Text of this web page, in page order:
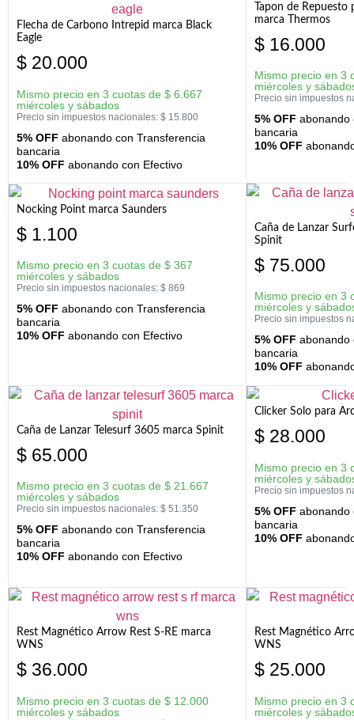
Flecha de Carbono Intrepid marca Black
Eagle
$ 20.000
Mismo precio en 3 cuotas de $ 6.667
miércoles y sábados
Precio sin impuestos nacionales: $ 15.800
5% OFF abonando con Transferencia
bancaria
10% OFF abonando con Efectivo
Tapon de Repuesto
marca Thermos
$ 16.000
Mismo precio en 3
miércoles y
Precio sin impuestos
5% OFF abonando
bancaria
10% OFF
Nocking Point marca Saunders
$ 1.100
Mismo precio en 3 cuotas de $ 367
miércoles y sábados
Precio sin impuestos nacionales: $ 869
5% OFF abonando con Transferencia
bancaria
10% OFF abonando con Efectivo
Caña de Lanzar
Spinit
$ 75.000
Mismo precio en 3
miércoles y
Precio sin impuestos
5% OFF abonando
bancaria
10% OFF
Caña de Lanzar Telesurf 3605 marca Spinit
$ 65.000
Mismo precio en 3 cuotas de $ 21.667
miércoles y sábados
Precio sin impuestos nacionales: $ 51.350
5% OFF abonando con Transferencia
bancaria
10% OFF abonando con Efectivo
Clicker Solo para
$ 28.000
Mismo precio en 3
miércoles y
Precio sin impuestos
5% OFF abonando
bancaria
10% OFF
Rest Magnético Arrow Rest S-RE marca
WNS
$ 36.000
Mismo precio en 3 cuotas de $ 12.000
miércoles y sábados
Rest Magnético
WNS
$ 25.000
Mismo precio en 3
miércoles y